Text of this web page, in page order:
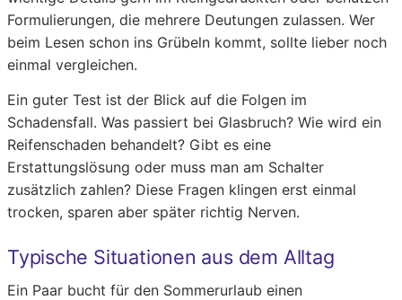
Formulierungen, die mehrere Deutungen zulassen. Wer
beim Lesen schon ins Grübeln kommt, sollte lieber noch
einmal vergleichen.
Ein guter Test ist der Blick auf die Folgen im
Schadensfall. Was passiert bei Glasbruch? Wie wird ein
Reifenschaden behandelt? Gibt es eine
Erstattungslösung oder muss man am Schalter
zusätzlich zahlen? Diese Fragen klingen erst einmal
trocken, sparen aber später richtig Nerven.
Typische Situationen aus dem Alltag
Ein Paar bucht für den Sommerurlaub einen